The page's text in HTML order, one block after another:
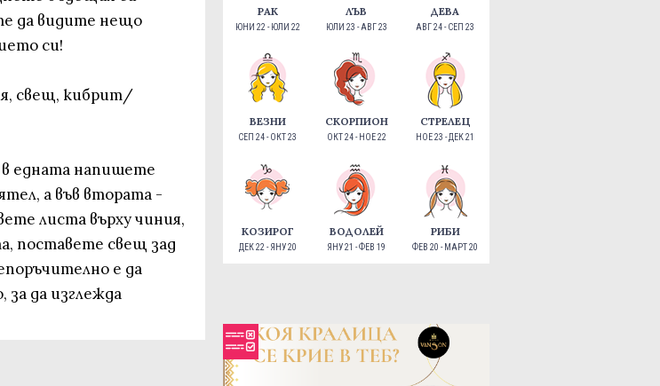
да видите нещо
си!
свещ, кибрит/
в едната напишете
а във втората -
листа върху чиния,
поставете свещ зад
е да
за да изглежда
РАК
ЮНИ 22 - ЮЛИ 22
ЛЪВ
ЮЛИ 23 - АВГ 23
ДЕВА
АВГ 24 - СЕП 23
ВЕЗНИ
СЕП 24 - ОКТ 23
СКОРПИОН
ОКТ 24 - НОЕ 22
СТРЕЛЕЦ
НОЕ 23 - ДЕК 21
КОЗИРОГ
ДЕК 22 - ЯНУ 20
ВОДОЛЕЙ
ЯНУ 21 - ФЕВ 19
РИБИ
ФЕВ 20 - МАРТ 20